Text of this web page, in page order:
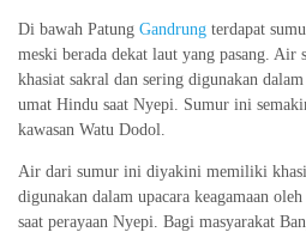
Di bawah Patung Gandrung terdapat
meski berada dekat laut yang pasang.
khasiat sakral dan sering digunakan
umat Hindu saat Nyepi. Sumur ini
kawasan Watu Dodol.
Air dari sumur ini diyakini memiliki
digunakan dalam upacara keagamaan
saat perayaan Nyepi. Bagi masyarakat